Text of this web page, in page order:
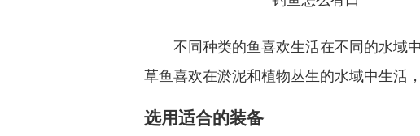
不同种类的鱼喜欢生活在不同的水域
草鱼喜欢在淤泥和植物丛生的水域中生活
选用适合的装备